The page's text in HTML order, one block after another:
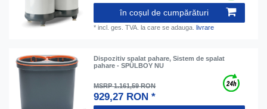
în coșul de cumpărături
*incl. ges. TVA. la care se adauga.livrare
Dispozitiv spalat pahare, Sistem de spalat
pahare - SPÜLBOY NU
MSRP 1.161,59 RON
929,27 RON *